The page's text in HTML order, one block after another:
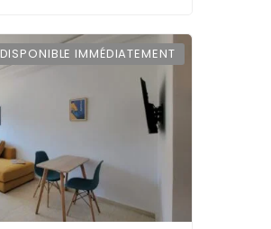
DISPONIBLE IMMÉDIATEMENT